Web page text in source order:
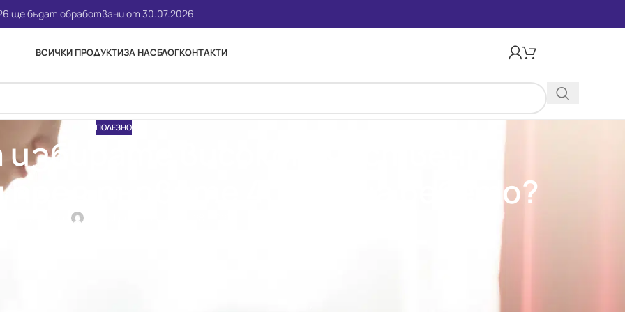
ще бъдат обработвани от 30.07.2026
ВСИЧКИ ПРОДУКТИЗА НАСБЛОГКОНТАКТИ
ПОЛЕЗНО
избирате висококачествени
през първите 40 дни на бебето?
началото и служат за адаптация на новия организъм към света. Ключова роля в отглеждането на
раздразнима и в някои случаи много нетолерантна към агресивни фактори.
висококачествени и каква е кожната структура през този първоначален период?